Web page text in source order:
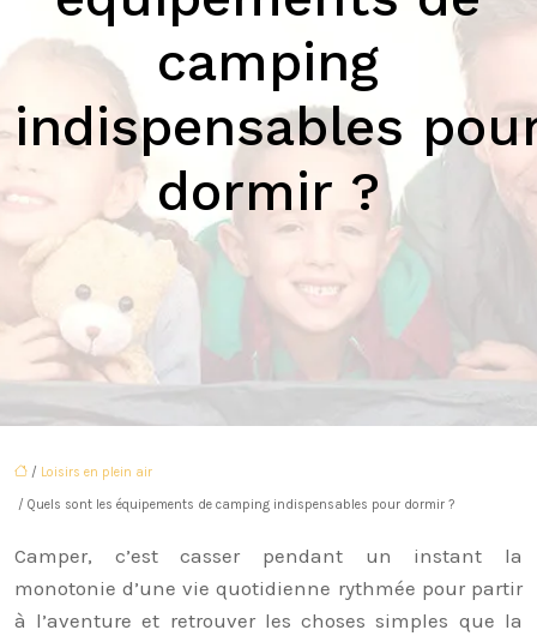
camping
indispensables
dormir ?
/ Loisirs en plein air
/ Quels sont les équipements de camping indispensables pour dormir ?
Camper, c’est casser pendant un instant la
monotonie d’une vie quotidienne rythmée pour partir
à l’aventure et retrouver les choses simples que la